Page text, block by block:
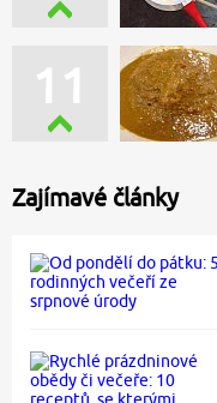
11
Zajímavé články